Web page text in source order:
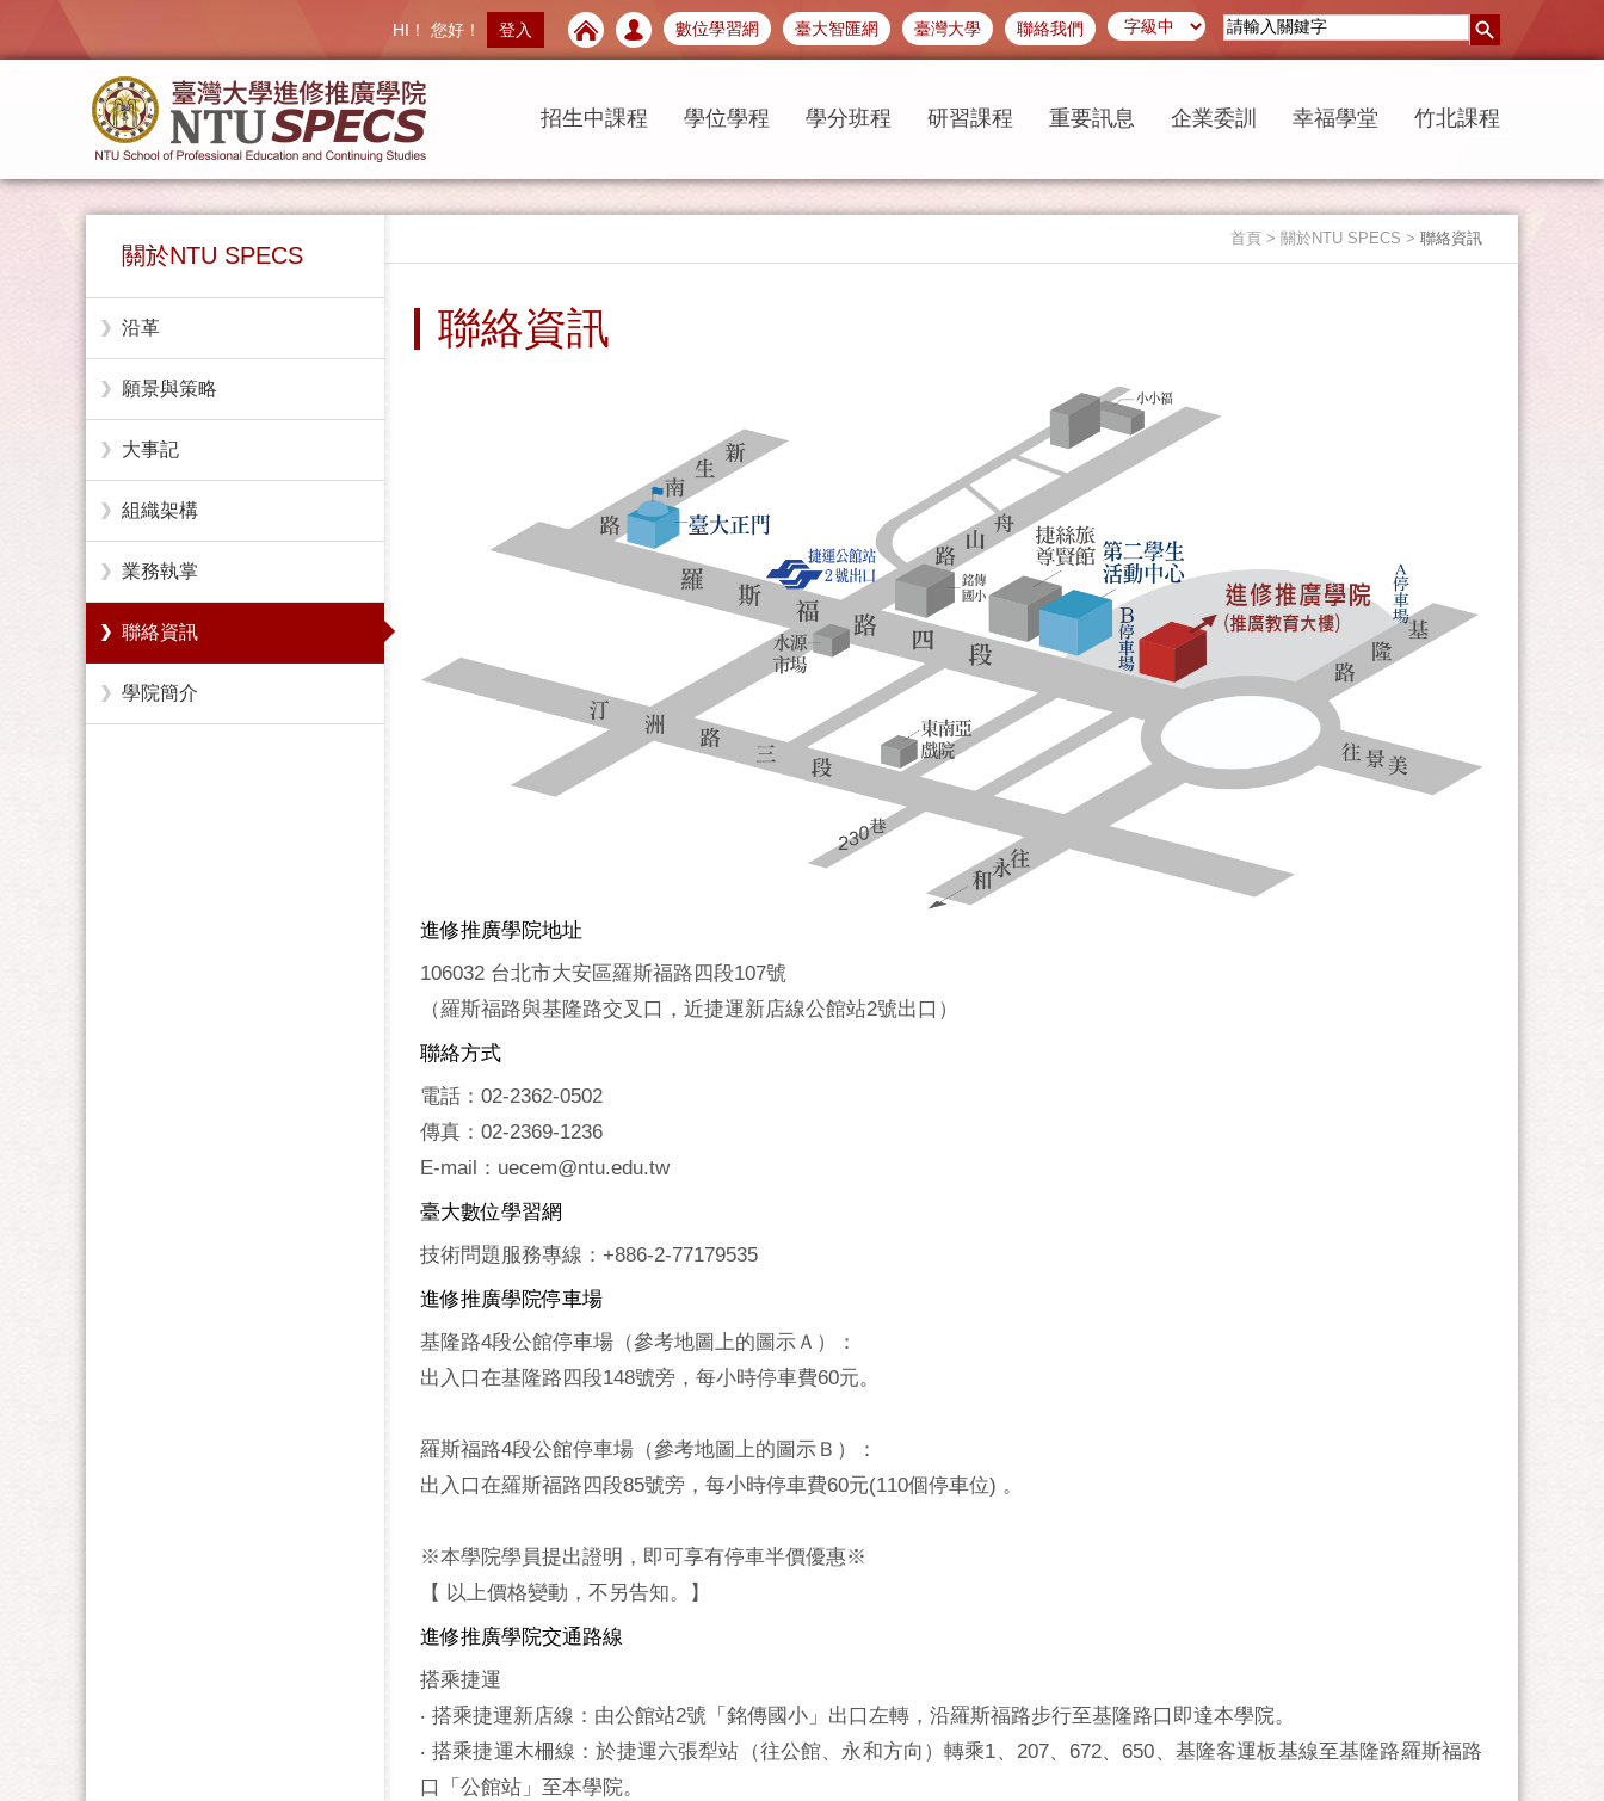
數位學習網 臺大智匯網 臺灣大學 聯絡我們
HI！ 您好！ 登入
招生中課程 學位學程 學分班程 研習課程 重要訊息 企業委訓 幸福學堂 竹北課程
關於NTU SPECS
沿革
願景與策略
大事記
組織架構
業務執掌
聯絡資訊
學院簡介
首頁 > 關於NTU SPECS > 聯絡資訊
聯絡資訊
進修推廣學院地址
106032 台北市大安區羅斯福路四段107號
（羅斯福路與基隆路交叉口，近捷運新店線公館站2號出口）
聯絡方式
電話：02-2362-0502
傳真：02-2369-1236
E-mail：uecem@ntu.edu.tw
臺大數位學習網
技術問題服務專線：+886-2-77179535
進修推廣學院停車場
基隆路4段公館停車場（參考地圖上的圖示Ａ）：
出入口在基隆路四段148號旁，每小時停車費60元。
羅斯福路4段公館停車場（參考地圖上的圖示Ｂ）：
出入口在羅斯福路四段85號旁，每小時停車費60元(110個停車位) 。
※本學院學員提出證明，即可享有停車半價優惠※
【 以上價格變動，不另告知。】
進修推廣學院交通路線
搭乘捷運
‧ 搭乘捷運新店線：由公館站2號「銘傳國小」出口左轉，沿羅斯福路步行至基隆路口即達本學院。
‧ 搭乘捷運木柵線：於捷運六張犁站（往公館、永和方向）轉乘1、207、672、650、基隆客運板基線至基隆路羅斯福路
口「公館站」至本學院。